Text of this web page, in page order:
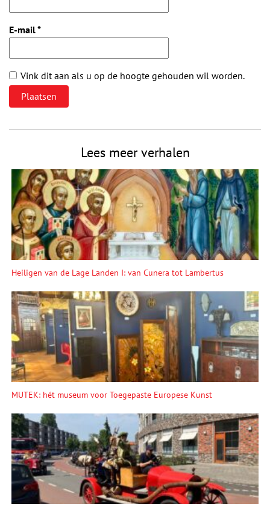
E-mail*
Vink dit aan als u op de hoogte gehouden wil worden.
Lees meer verhalen
Heiligen van de Lage Landen I: van Cunera tot Lambertus
MUTEK: hét museum voor Toegepaste Europese Kunst